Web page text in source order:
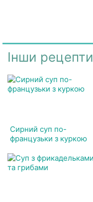
Інши рецепти
Сирний суп по-
французьки з куркою